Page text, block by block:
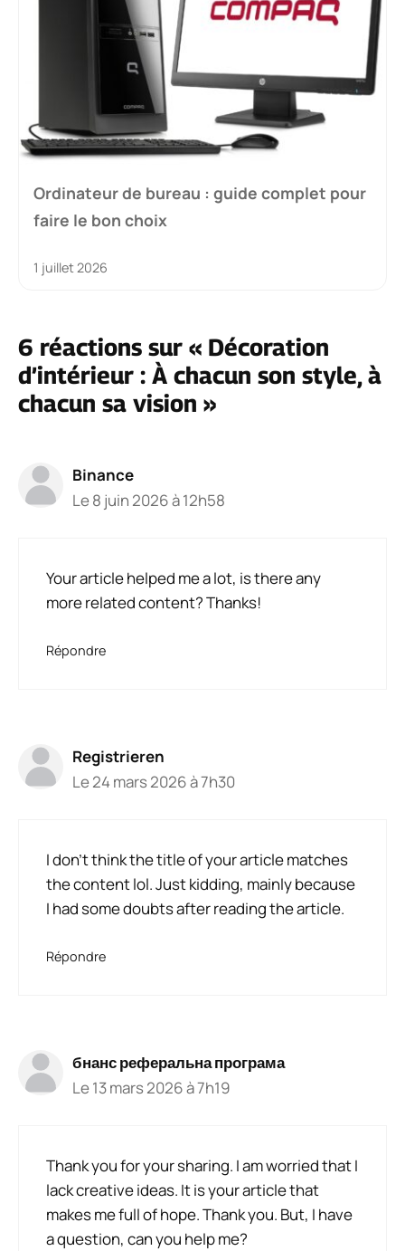
Ordinateur de bureau : guide complet pour
faire le bon choix
1 juillet 2026
6 réactions sur « Décoration
d’intérieur : À chacun son style, à
chacun sa vision »
Binance
Le 8 juin 2026 à 12h58
Your article helped me a lot, is there any
more related content? Thanks!
Répondre
Registrieren
Le 24 mars 2026 à 7h30
I don’t think the title of your article matches
the content lol. Just kidding, mainly because
I had some doubts after reading the article.
Répondre
бнанс реферальна програма
Le 13 mars 2026 à 7h19
Thank you for your sharing. I am worried that I
lack creative ideas. It is your article that
makes me full of hope. Thank you. But, I have
a question, can you help me?